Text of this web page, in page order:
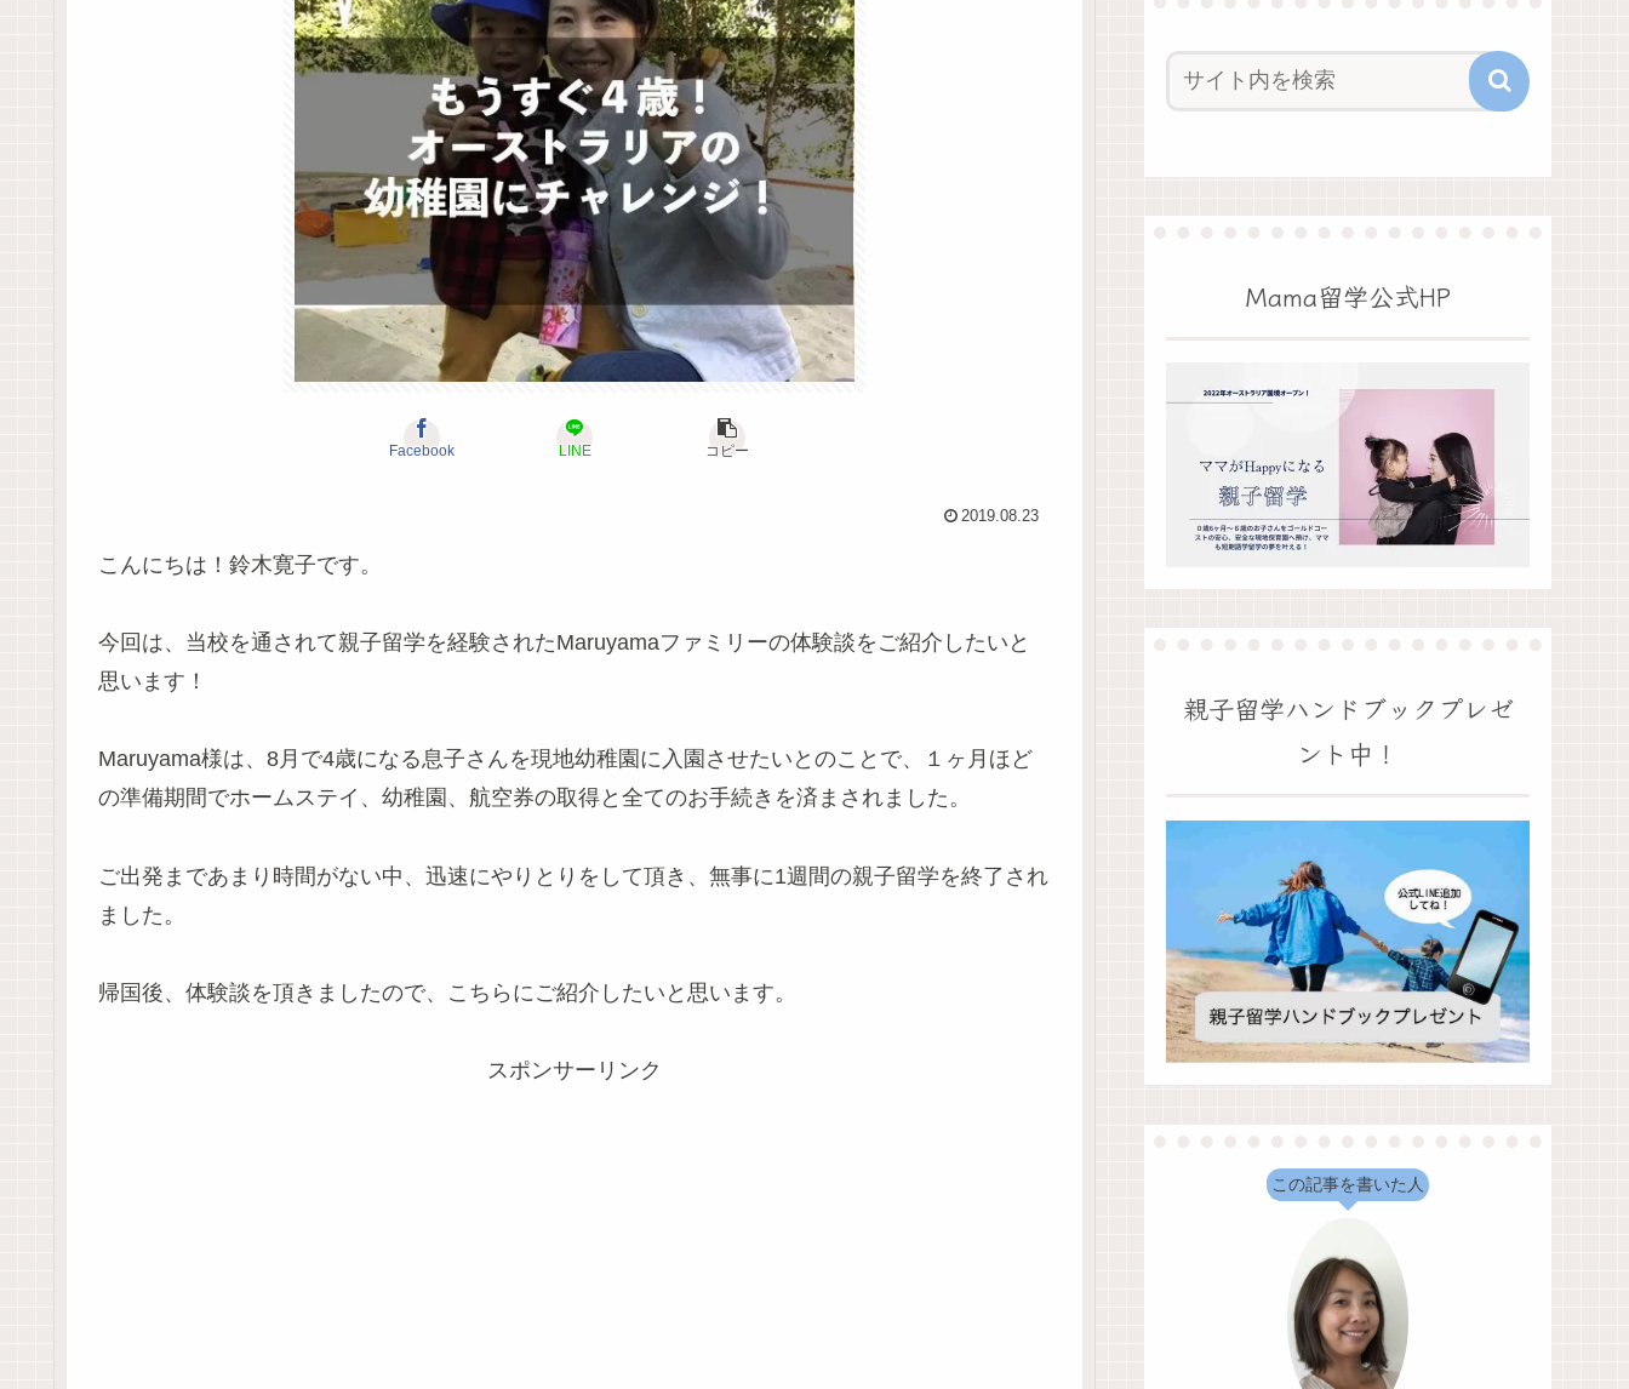
Facebook LINE コピー
2019.08.23
こんにちは！鈴木寛子です。
今回は、当校を通されて親子留学を経験されたMaruyamaファミリーの体験談をご紹介したいと
思います！
Maruyama様は、8月で4歳になる息子さんを現地幼稚園に入園させたいとのことで、１ヶ月ほど
の準備期間でホームステイ、幼稚園、航空券の取得と全てのお手続きを済まされました。
ご出発まであまり時間がない中、迅速にやりとりをして頂き、無事に1週間の親子留学を終了され
ました。
帰国後、体験談を頂きましたので、こちらにご紹介したいと思います。
スポンサーリンク
Mama留学公式HP
親子留学ハンドブックプレゼ
ント中！
この記事を書いた人